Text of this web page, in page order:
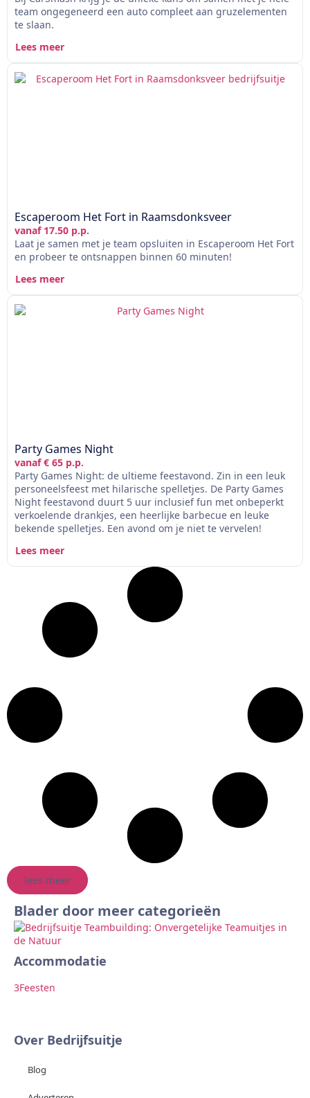
team ongegeneerd een auto compleet aan gruzelementen
te slaan.
Lees meer
Escaperoom Het Fort in Raamsdonksveer
vanaf 17.50 p.p.
Laat je samen met je team opsluiten in Escaperoom Het Fort
en probeer te ontsnappen binnen 60 minuten!
Lees meer
Party Games Night
vanaf € 65 p.p.
Party Games Night: de ultieme feestavond. Zin in een leuk
personeelsfeest met hilarische spelletjes. De Party Games
Night feestavond duurt 5 uur inclusief fun met onbeperkt
verkoelende drankjes, een heerlijke barbecue en leuke
bekende spelletjes. Een avond om je niet te vervelen!
Lees meer
lees meer
Blader door meer categorieën
Accommodatie
3Feesten
Over Bedrijfsuitje
Blog